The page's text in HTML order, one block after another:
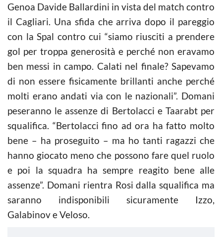
Genoa Davide Ballardini in vista del match contro
il Cagliari. Una sfida che arriva dopo il pareggio
con la Spal contro cui “siamo riusciti a prendere
gol per troppa generosità e perché non eravamo
ben messi in campo. Calati nel finale? Sapevamo
di non essere fisicamente brillanti anche perché
molti erano andati via con le nazionali”. Domani
peseranno le assenze di Bertolacci e Taarabt per
squalifica. “Bertolacci fino ad ora ha fatto molto
bene – ha proseguito – ma ho tanti ragazzi che
hanno giocato meno che possono fare quel ruolo
e poi la squadra ha sempre reagito bene alle
assenze”. Domani rientra Rosi dalla squalifica ma
saranno indisponibili sicuramente Izzo,
Galabinov e Veloso.